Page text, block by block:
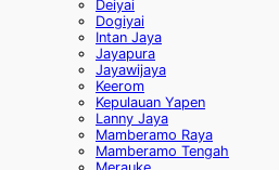
Deiyai
Dogiyai
Intan Jaya
Jayapura
Jayawijaya
Keerom
Kepulauan Yapen
Lanny Jaya
Mamberamo Raya
Mamberamo Tengah